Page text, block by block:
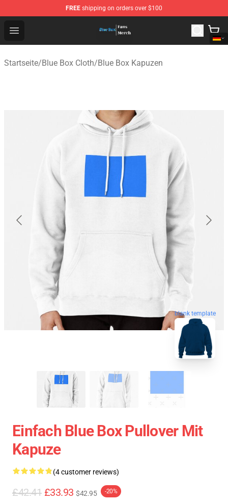
FREE shipping on orders over $100
Open menu
Blue Box Store - Official Blue Box Merchandise Shop
Startseite/Blue Box Cloth/Blue Box Kapuzen
blank template
Einfach Blue Box Pullover Mit
Kapuze
(4 customer reviews)
£42.41 £33.93 $42.95 -20%